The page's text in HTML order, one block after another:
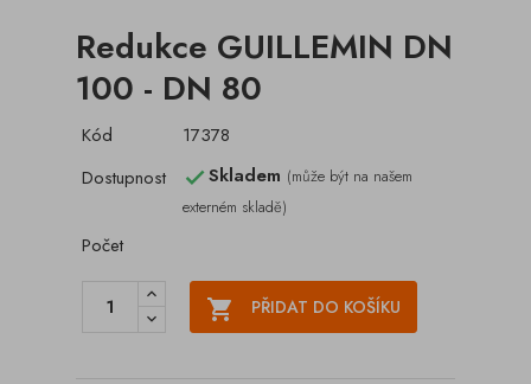
Redukce GUILLEMIN DN
100 - DN 80
Kód
17378
Dostupnost
Skladem (může být na našem
externém skladě)
Počet
 PŘIDAT DO KOŠÍKU